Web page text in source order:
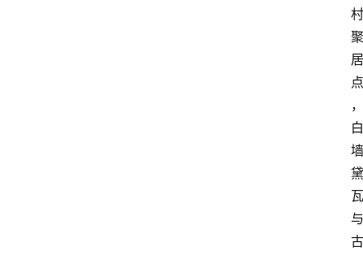
村
聚
居
点
，
白
墙
黛
瓦
与
古